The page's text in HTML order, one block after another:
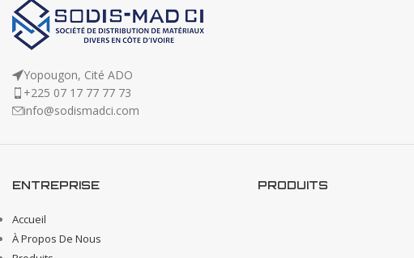
Yopougon, Cité ADO
+225 07 17 77 77 73
info@sodismadci.com
ENTREPRISE
Accueil
À Propos De Nous
PRODUITS